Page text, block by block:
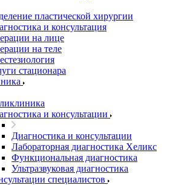
пластической хирургии
и консультация
на лице
на теле
стационара
и консультации
Диагностика и консультации
Лабораторная диагностика Хеликс
Функциональная диагностика
Ультразвуковая диагностика
специалистов